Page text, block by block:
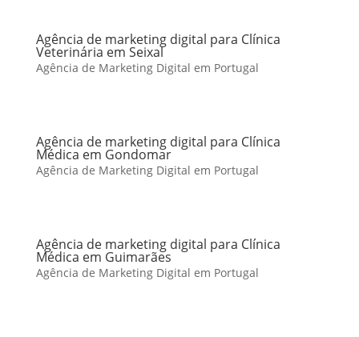
Agência de marketing digital para Clínica
Veterinária em Seixal
Agência de Marketing Digital em Portugal
Agência de marketing digital para Clínica
Médica em Gondomar
Agência de Marketing Digital em Portugal
Agência de marketing digital para Clínica
Médica em Guimarães
Agência de Marketing Digital em Portugal